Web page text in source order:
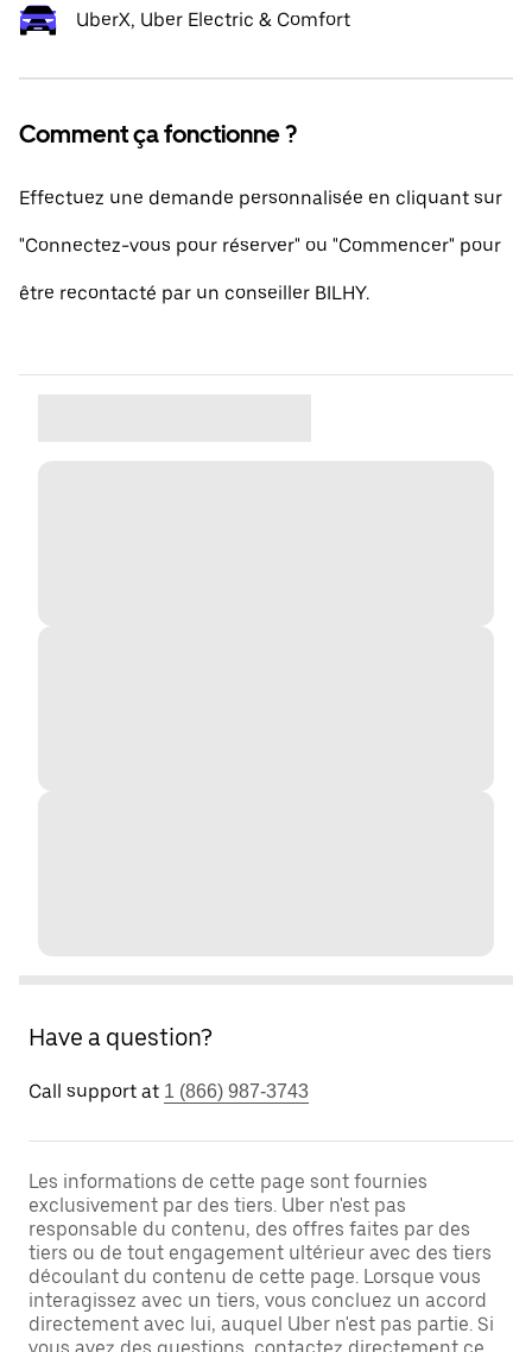
UberX, Uber Electric & Comfort
Comment ça fonctionne ?
Effectuez une demande personnalisée en cliquant sur
"Connectez-vous pour réserver" ou "Commencer" pour
être recontacté par un conseiller BILHY.
Have a question?
Call support at 1 (866) 987-3743
Les informations de cette page sont fournies
exclusivement par des tiers. Uber n'est pas
responsable du contenu, des offres faites par des
tiers ou de tout engagement ultérieur avec des tiers
découlant du contenu de cette page. Lorsque vous
interagissez avec un tiers, vous concluez un accord
directement avec lui, auquel Uber n'est pas partie. Si